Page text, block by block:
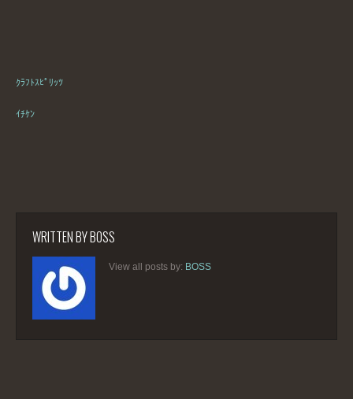
ｸﾗﾌﾄｽﾋﾟﾘｯﾂ
ｲﾁｹﾝ
WRITTEN BYBOSS
View all posts by: BOSS